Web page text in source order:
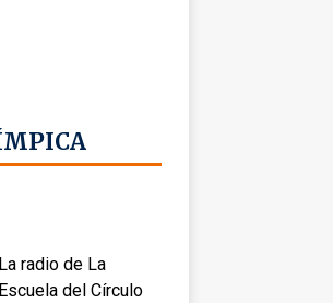
La radio de La
Escuela del Círculo